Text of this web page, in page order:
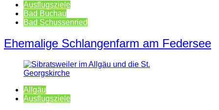
Ausflugsziele
Bad Buchau
Bad Schussenried
Ehemalige Schlangenfarm am Federsee
Allgäu
Ausflugsziele